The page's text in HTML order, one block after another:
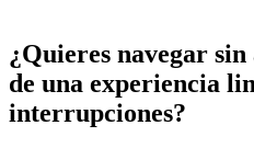
¿Quieres navegar
de una experiencia
interrupciones?